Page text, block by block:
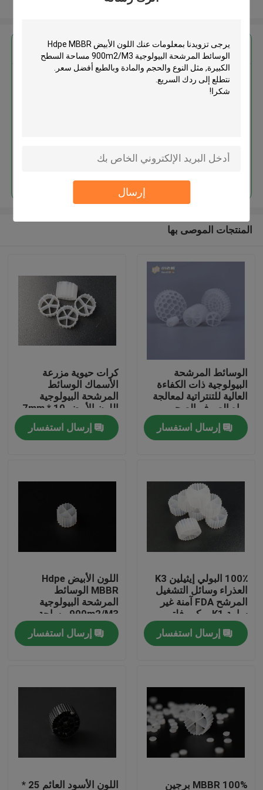
إرسال
معلومات عنا
مراقبة الجودة
اتصل بنا
اطلب اقتباس
الوسائط المرشحة MBBR
MBBR بيو ميديا
احصل على افضل سعر ل
المنتجات الموصى بها
الوسائط المرشحة
البيولوجية ذات الكفاءة
العالية للتنتراتية لمعالجة
مياه الصرف الصحي
الفعالة
إرسال استفسار
كرات حيوية مزرعة
الأسماك الوسائط
المرشحة البيولوجية
اللون الأبيض 10 * 7mm
حشو عائم 100٪ بيولوجية
العذراء HDPE الوسائط
المرشحة
إرسال استفسار
100٪ البولي إيثيلين K3
العذراء وسائل التشغيل
المرشح FDA آمنة غير
سامة K1 ميكرو فلتر
MBBR مفاعل بيومور
الصين المصنعإرسال استفسار
اللون الأبيض Hdpe
MBBR الوسائط
المرشحة البيولوجية
900m2/M3 مساحة
السطح الكبيرة
إرسال استفسار
MBBR 100% برجين اللون الأسود العائم 25 *